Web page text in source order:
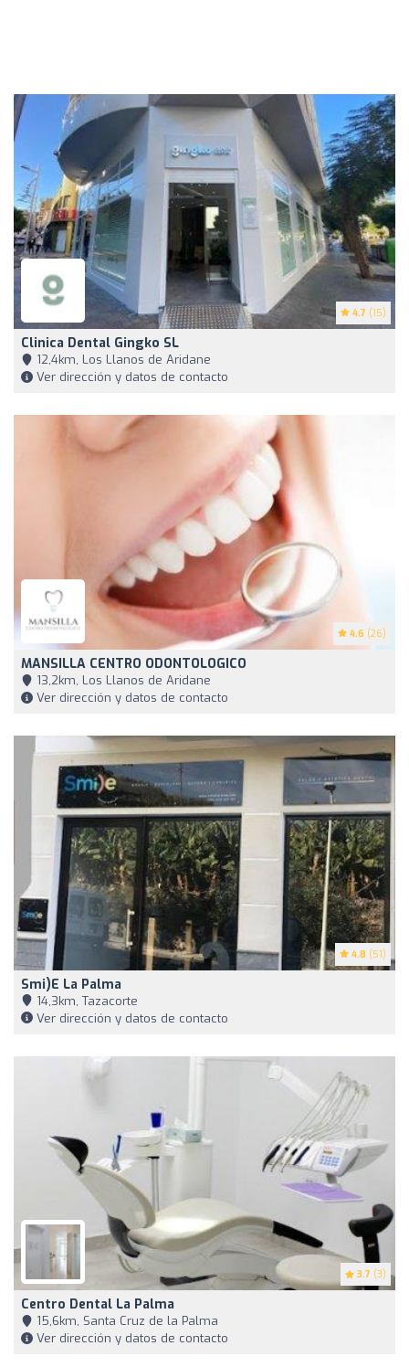
4.7 (15)
Clinica Dental Gingko SL
12,4km, Los Llanos de Aridane
Ver dirección y datos de contacto
4.6 (26)
MANSILLA CENTRO ODONTOLOGICO
13,2km, Los Llanos de Aridane
Ver dirección y datos de contacto
4.8 (51)
Smi)e La Palma
14,3km, Tazacorte
Ver dirección y datos de contacto
3.7 (3)
Centro Dental La Palma
15,6km, Santa Cruz de la Palma
Ver dirección y datos de contacto